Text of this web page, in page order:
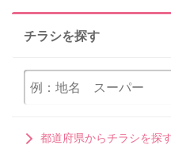
チラシを探す
都道府県からチラシを探